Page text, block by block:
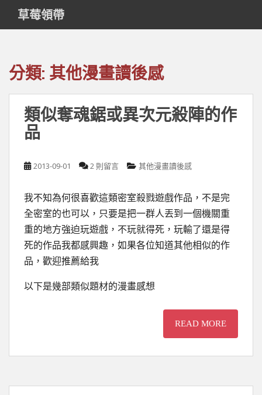
i
草莓領帶
分類: 其他漫畫讀後感
類似奪魂鋸或異次元殺陣的作
品
2013-09-01 2 則留言 其他漫畫讀後感
我不知為何很喜歡這類密室殺戮遊戲作品，不是完
全密室的也可以，只要是把一群人丟到一個機關重
重的地方強迫玩遊戲，不玩就得死，玩輸了還是得
死的作品我都感興趣，如果各位知道其他相似的作
品，歡迎推薦給我
以下是幾部類似題材的漫畫感想
READ MORE